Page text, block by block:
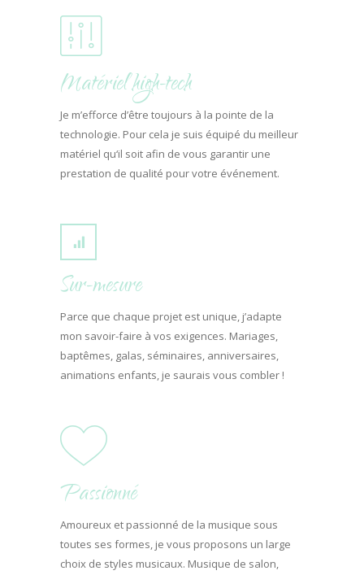
Matériel high-tech
Je m’efforce d’être toujours à la pointe de la
technologie. Pour cela je suis équipé du meilleur
matériel qu‘il soit afin de vous garantir une
prestation de qualité pour votre événement.
Sur-mesure
Parce que chaque projet est unique, j’adapte
mon savoir-faire à vos exigences. Mariages,
baptêmes, galas, séminaires, anniversaires,
animations enfants, je saurais vous combler !
Passionné
Amoureux et passionné de la musique sous
toutes ses formes, je vous proposons un large
choix de styles musicaux. Musique de salon,